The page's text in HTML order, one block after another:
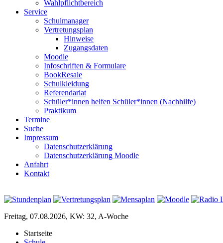
Wahlpflichtbereich
Service
Schulmanager
Vertretungsplan
Hinweise
Zugangsdaten
Moodle
Infoschriften & Formulare
BookResale
Schulkleidung
Referendariat
Schüler*innen helfen Schüler*innen (Nachhilfe)
Praktikum
Termine
Suche
Impressum
Datenschutzerklärung
Datenschutzerklärung Moodle
Anfahrt
Kontakt
Freitag, 07.08.2026, KW: 32, A-Woche
Startseite